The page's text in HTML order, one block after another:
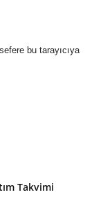
bu tarayıcıya
Takvimi